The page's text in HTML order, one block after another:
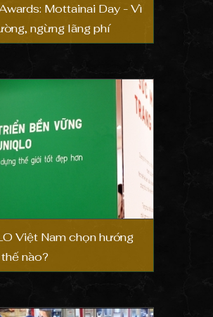
Mottainai Day - Vì
ngừng lãng phí
Việt Nam chọn hướng
nào?